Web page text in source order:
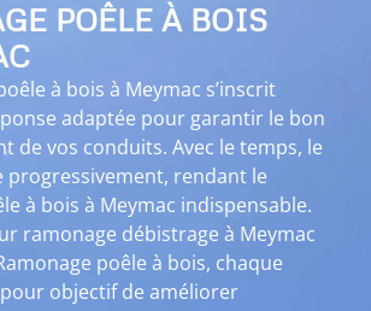
POÊLE À BOIS
à bois à Meymac s’inscrit
adaptée pour garantir le bon
de vos conduits. Avec le temps, le
progressivement, rendant le
à bois à Meymac indispensable.
ramonage débistrage à Meymac
poêle à bois, chaque
objectif de améliorer